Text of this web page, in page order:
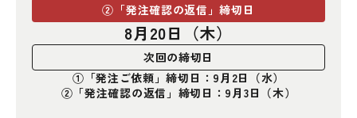
②「発注確認の返信」締切日
8月20日（木）
次回の締切日
①「発注ご依頼」締切日：9月2日（水）
②「発注確認の返信」締切日：9月3日（木）